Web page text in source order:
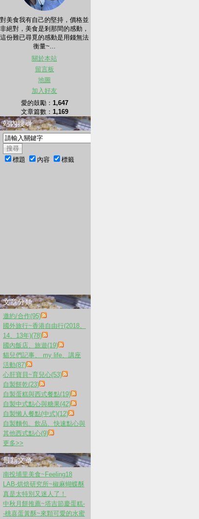
對美食我有自己的堅持，價格並
非絕對，美食是剎那間的感動，
這份難已尋覓的感動是用錢無法
衡量~...
關於本站
留言板
地圖
加入好友
愛的鼓勵： 1,647
文章篇數： 1,169
站內搜尋
標題 內容 標籤
文章分類
邀約/合作(95)
國外旅行~香港自由行(2018、
14、13年)(78)
國內飯店、旅遊(19)
貓兒們記事、 my life、講座
活動(87)
心肝寶貝~育兒心(53)
自製餅乾(23)
自製蛋糕與西式餐點(19)
自製中式點心與糖果(42)
自製懶人餐點(中式)(12)
自製麵包、飲品、快速點心與
其他西式點心(9)
更多>>
最新文章
南投埔里美食~Feeling18
LAB-烘焙研究所~椒麻蝴蝶酥
真是太特別又迷人了！
中秋月餅推薦~塔吉節慶蛋糕-
-桃喜蛋黃酥~來顆可愛的水蜜